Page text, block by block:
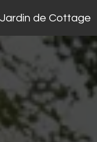
Jardin de Cottage